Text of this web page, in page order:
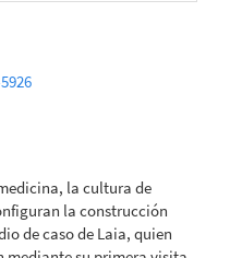
la cultura de
la construcción
de caso de Laia, quien